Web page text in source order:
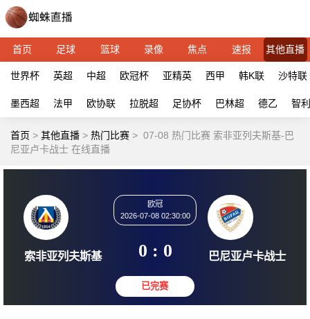
首页 足球 篮球 录像 焦点 速报 其他直播
世界杯 英超 中超 欧冠杯 亚精英 西甲 韩K联 沙特联
墨西超 法甲 欧协联 拉脱超 足协杯 巴林超 德乙 智
首页 > 其他直播 > 热门比赛 > 07-08 热门比赛 索非亚列夫斯基-巴
尼亚卢卡战士 在线直播
2026-07-08 02:30:00
0 : 0